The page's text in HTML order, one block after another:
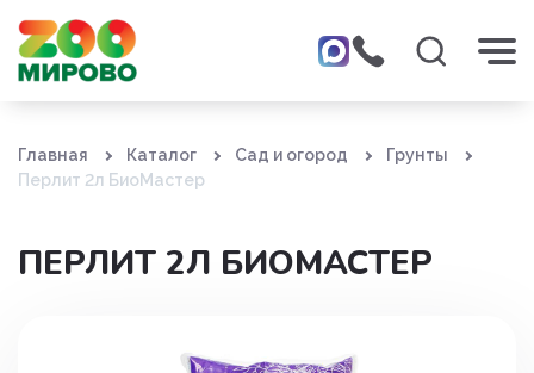
Главная Каталог Сад и огород
Грунты
Перлит 2л БиоМастер
ПЕРЛИТ 2Л БИОМАСТЕР